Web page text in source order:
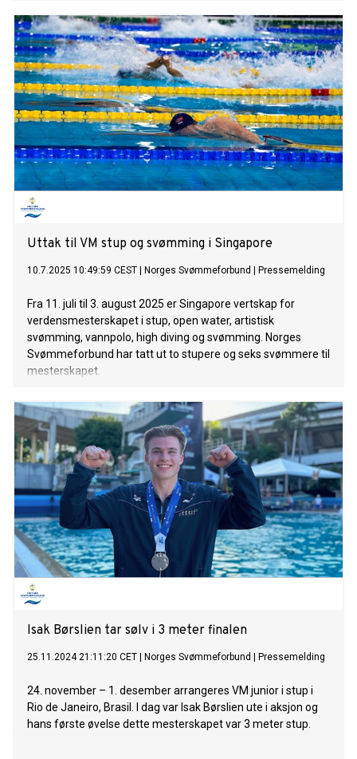
Uttak til VM stup og svømming i Singapore
10.7.2025 10:49:59 CEST Norges Svømmeforbund Pressemelding
Fra 11. juli til 3. august 2025 er Singapore vertskap for
verdensmesterskapet i stup, open water, artistisk
svømming, vannpolo, high diving og svømming. Norges
Svømmeforbund har tatt ut to stupere og seks svømmere til
mesterskapet.
Isak Børslien tar sølv i 3 meter finalen
25.11.2024 21:11:20 CET Norges Svømmeforbund Pressemelding
24. november – 1. desember arrangeres VM junior i stup i
Rio de Janeiro, Brasil. I dag var Isak Børslien ute i aksjon og
hans første øvelse dette mesterskapet var 3 meter stup.